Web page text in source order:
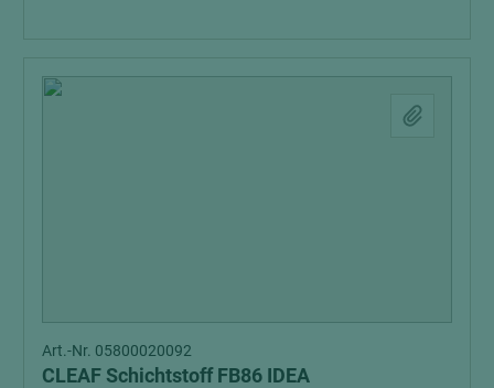
Art.-Nr. 05800020092
CLEAF Schichtstoff FB86 IDEA